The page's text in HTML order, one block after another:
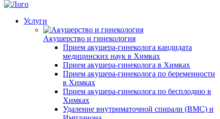
Услуги
Акушерство и гинекология
Прием акушера-гинеколога кандидата
медицинских наук в Химках
Прием акушера-гинеколога в Химках
Прием акушера-гинеколога по беременности
в Химках
Прием акушера-гинеколога по бесплодию в
Химках
Удаление внутриматочной спирали (ВМС) и